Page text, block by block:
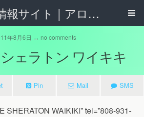
ハワイ情報サイト｜アロハタウンネット
年8月6日 ↔ no comments
ェラトン ワイキキ
Pin Mail SMS
SHERATON WAIKIKI” tel=”808-931-